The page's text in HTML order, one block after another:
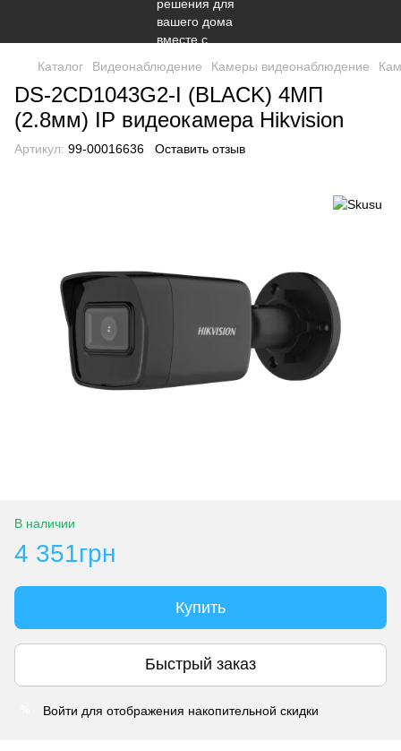
Каталог Видеонаблюдение Камеры видеонаблюдение
DS-2CD1043G2-I (BLACK) 4МП
(2.8мм) IP видеокамера Hikvision
Артикул: 99-00016636 Оставить отзыв
В наличии
4 351грн
Купить
Быстрый заказ
Войти для отображения накопительной скидки